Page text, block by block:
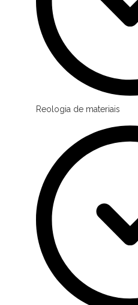
Reologia de materiais